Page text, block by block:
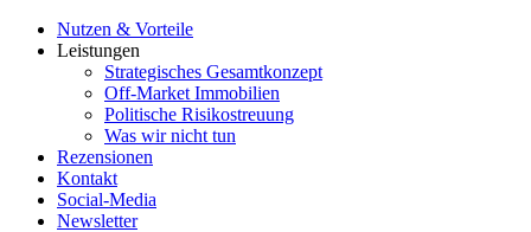
Nutzen & Vorteile
Leistungen
Strategisches Gesamtkonzept
Off-Market Immobilien
Politische Risikostreuung
Was wir nicht tun
Rezensionen
Kontakt
Social-Media
Newsletter